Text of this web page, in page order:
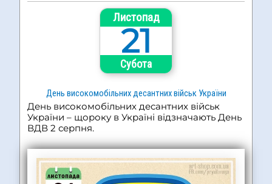
Листопад
21
Субота
День високомобільних десантних військ України
День високомобільних десантних військ
України – щороку в Україні відзначають День
ВДВ 2 серпня.